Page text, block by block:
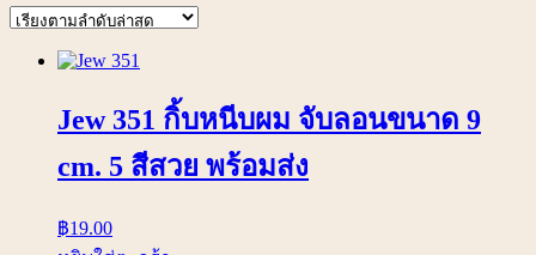
Jew 351 กิ้บหนีบผม จับลอนขนาด 9
cm. 5 สีสวย พร้อมส่ง
฿19.00